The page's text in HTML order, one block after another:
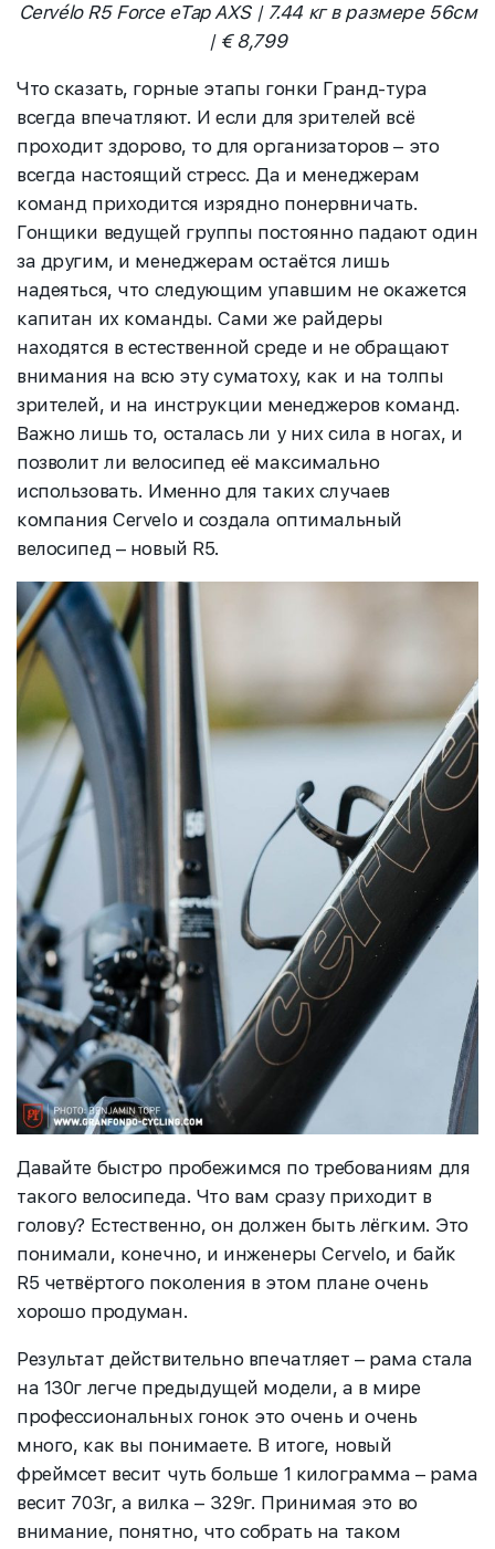
Cervélo R5 Force eTap AXS | 7.44 кг в размере 56см
| € 8,799
Что сказать, горные этапы гонки Гранд-тура
всегда впечатляют. И если для зрителей всё
проходит здорово, то для организаторов – это
всегда настоящий стресс. Да и менеджерам
команд приходится изрядно понервничать.
Гонщики ведущей группы постоянно падают один
за другим, и менеджерам остаётся лишь
надеяться, что следующим упавшим не окажется
капитан их команды. Сами же райдеры
находятся в естественной среде и не обращают
внимания на всю эту суматоху, как и на толпы
зрителей, и на инструкции менеджеров команд.
Важно лишь то, осталась ли у них сила в ногах, и
позволит ли велосипед её максимально
использовать. Именно для таких случаев
компания Cervelo и создала оптимальный
велосипед – новый R5.
Давайте быстро пробежимся по требованиям для
такого велосипеда. Что вам сразу приходит в
голову? Естественно, он должен быть лёгким. Это
понимали, конечно, и инженеры Cervelo, и байк
R5 четвёртого поколения в этом плане очень
хорошо продуман.
Результат действительно впечатляет – рама стала
на 130г легче предыдущей модели, а в мире
профессиональных гонок это очень и очень
много, как вы понимаете. В итоге, новый
фреймсет весит чуть больше 1 килограмма – рама
весит 703г, а вилка – 329г. Принимая это во
внимание, понятно, что собрать на таком